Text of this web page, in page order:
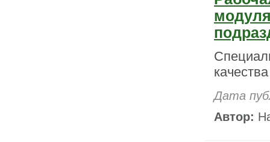
Дата
Автор: